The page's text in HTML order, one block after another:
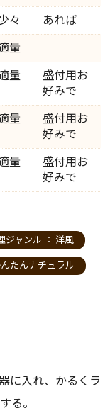
々 あれば
量
量
盛付用お
好みで
量
盛付用お
好みで
量
盛付用お
好みで
ジャンル ： 洋風
たんナチュラル
に入れ、かるくラ
る。